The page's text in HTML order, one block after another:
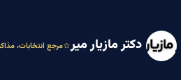
دکتر مازیار میر مرجع انتخابات،